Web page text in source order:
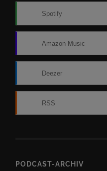
Spotify
Amazon Music
Deezer
RSS
PODCAST-ARCHIV